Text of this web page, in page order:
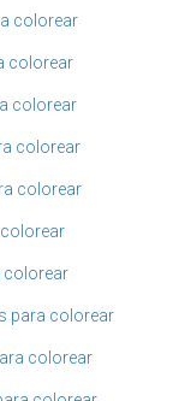
colorear
colorear
colorear
colorear
colorear
colorear
para colorear
colorear